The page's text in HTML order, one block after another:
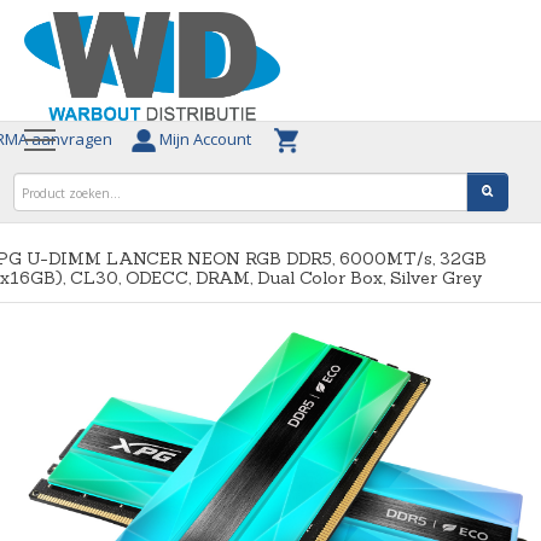
aanvragen Mijn Account
U-DIMM LANCER NEON RGB DDR5, 6000MT/s, 32GB
CL30, ODECC, DRAM, Dual Color Box, Silver Grey